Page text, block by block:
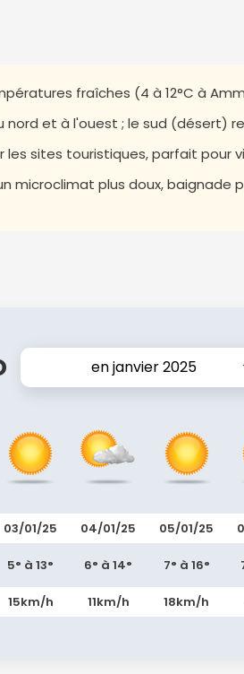
fraîches (4 à 12°C à
nord et à l'ouest ; le sud (désert)
les sites touristiques, parfait pour
microclimat plus doux, baignade
en janvier 2025
03/01/25
5° à 13°
15km/h
04/01/25
6° à 14°
11km/h
05/01/25
7° à 16°
18km/h